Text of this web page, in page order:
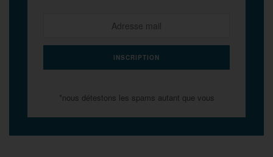
*nous détestons les spams autant que vous